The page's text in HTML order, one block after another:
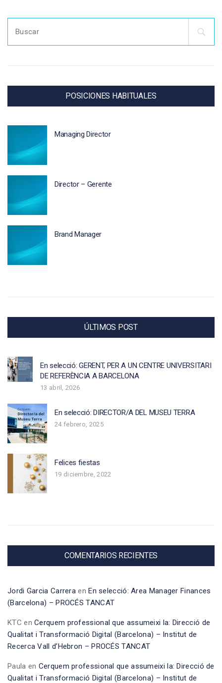
for:
POSICIONES HABITUALES
Managing Director
Director – Gerente
Brand Manager
ÚLTIMOS POST
En selecció: GERENT, PER A UN CENTRE UNIVERSITARI
DE REFERÈNCIA A BARCELONA
13 abril, 2026
En selecció: DIRECTOR/A DEL MUSEU TERRA
24 febrero, 2025
Felices fiestas
19 diciembre, 2022
COMENTARIOS RECIENTES
Jordi Garcia Carrera enEn selecció: Area Manager Finances
(Barcelona) – PROCÉS TANCAT
KTC enCerquem professional que assumeixi la: Direcció de
Qualitat i Transformació Digital (Barcelona) – Institut de
Recerca Vall d’Hebron – PROCÉS TANCAT
Paula en Cerquem professional que assumeixi la: Direcció de
Qualitat i Transformació Digital (Barcelona) – Institut de